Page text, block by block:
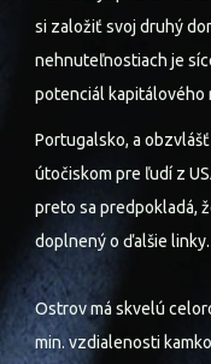
si založiť svoj druhý
nehnuteľnostiach je
potenciál kapitálového
Portugalsko, a
útočiskom pre ľudí z
preto sa predpokladá,
doplnený o ďalšie linky.
Ostrov má skvelú
min. vzdialenosti